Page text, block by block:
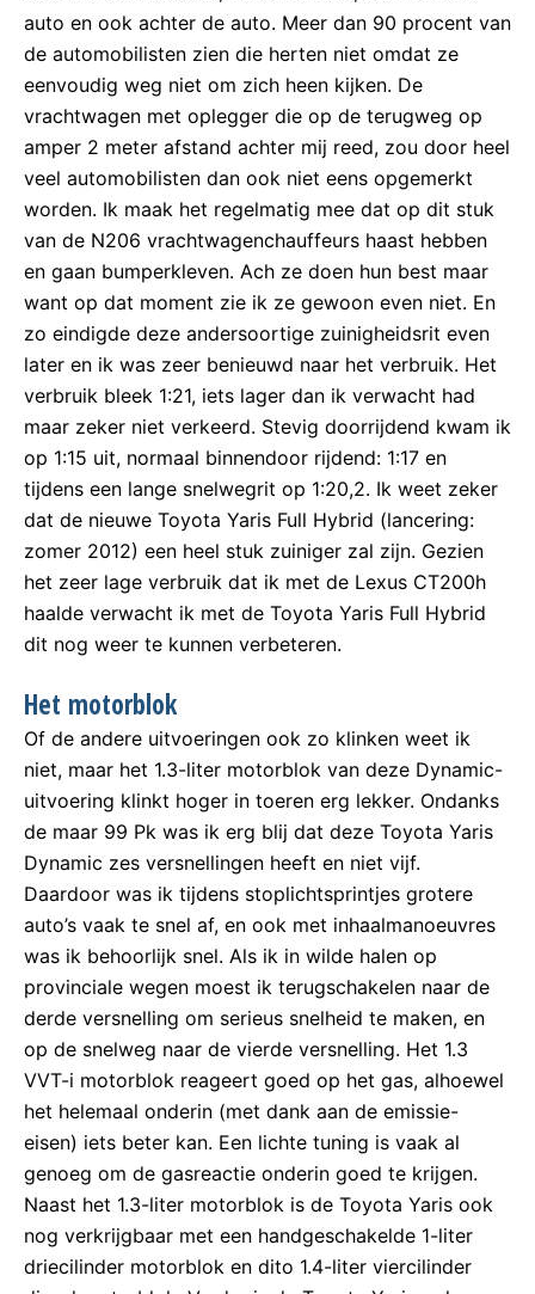
auto en ook achter de auto. Meer dan 90 procent van
de automobilisten zien die herten niet omdat ze
eenvoudig weg niet om zich heen kijken. De
vrachtwagen met oplegger die op de terugweg op
amper 2 meter afstand achter mij reed, zou door heel
veel automobilisten dan ook niet eens opgemerkt
worden. Ik maak het regelmatig mee dat op dit stuk
van de N206 vrachtwagenchauffeurs haast hebben
en gaan bumperkleven. Ach ze doen hun best maar
want op dat moment zie ik ze gewoon even niet. En
zo eindigde deze andersoortige zuinigheidsrit even
later en ik was zeer benieuwd naar het verbruik. Het
verbruik bleek 1:21, iets lager dan ik verwacht had
maar zeker niet verkeerd. Stevig doorrijdend kwam ik
op 1:15 uit, normaal binnendoor rijdend: 1:17 en
tijdens een lange snelwegrit op 1:20,2. Ik weet zeker
dat de nieuwe Toyota Yaris Full Hybrid (lancering:
zomer 2012) een heel stuk zuiniger zal zijn. Gezien
het zeer lage verbruik dat ik met de Lexus CT200h
haalde verwacht ik met de Toyota Yaris Full Hybrid
dit nog weer te kunnen verbeteren.
Het motorblok
Of de andere uitvoeringen ook zo klinken weet ik
niet, maar het 1.3-liter motorblok van deze Dynamic-
uitvoering klinkt hoger in toeren erg lekker. Ondanks
de maar 99 Pk was ik erg blij dat deze Toyota Yaris
Dynamic zes versnellingen heeft en niet vijf.
Daardoor was ik tijdens stoplichtsprintjes grotere
auto’s vaak te snel af, en ook met inhaalmanoeuvres
was ik behoorlijk snel. Als ik in wilde halen op
provinciale wegen moest ik terugschakelen naar de
derde versnelling om serieus snelheid te maken, en
op de snelweg naar de vierde versnelling. Het 1.3
VVT-i motorblok reageert goed op het gas, alhoewel
het helemaal onderin (met dank aan de emissie-
eisen) iets beter kan. Een lichte tuning is vaak al
genoeg om de gasreactie onderin goed te krijgen.
Naast het 1.3-liter motorblok is de Toyota Yaris ook
nog verkrijgbaar met een handgeschakelde 1-liter
driecilinder motorblok en dito 1.4-liter viercilinder